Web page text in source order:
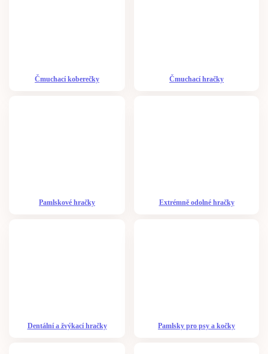
Čmuchací koberečky Čmuchací hračky
Pamlskové hračky Extrémně odolné hračky
Dentální a žvýkací hračky Pamlsky pro psy a kočky